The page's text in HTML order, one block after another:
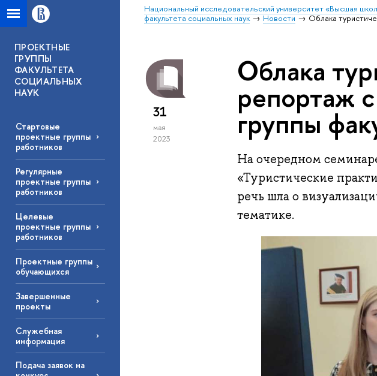
Национальный исследовательский университет «Высшая
факультета социальных наук
Новости Облака
ПРОЕКТНЫЕ
ГРУППЫ
ФАКУЛЬТЕТА
СОЦИАЛЬНЫХ
НАУК
Стартовые
проектные группы
работников
Регулярные
проектные группы
работников
Целевые
проектные группы
работников
Проектные группы
обучающихся
Завершенные
проекты
Служебная
информация
Подача заявок на
31
мая
2023
Облака
репортаж
группы
На очередном
«Туристические
речь шла о
тематике.